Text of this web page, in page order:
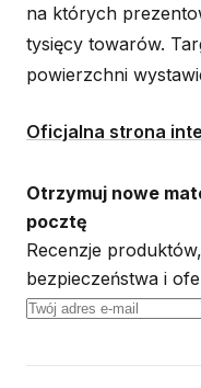
na których
tysięcy towarów.
powierzchni
Oficjalna strona
Otrzymuj nowe
pocztę
Recenzje
bezpieczeństwa i